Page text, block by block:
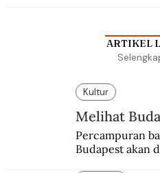
ARTIKEL
Kultur
Melihat
Percampuran
Budapest akan